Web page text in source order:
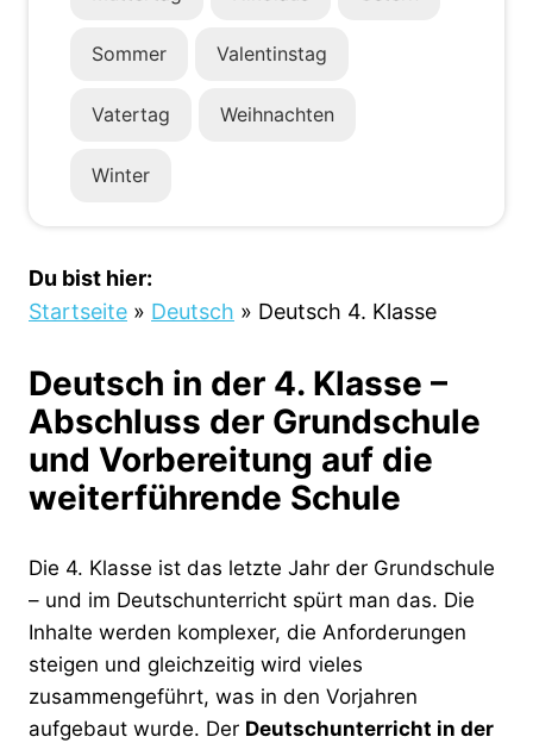
Sommer Valentinstag
Vatertag Weihnachten
Winter
Du bist hier:
Startseite » Deutsch » Deutsch 4. Klasse
Deutsch in der 4. Klasse –
Abschluss der Grundschule
und Vorbereitung auf die
weiterführende Schule
Die 4. Klasse ist das letzte Jahr der Grundschule
– und im Deutschunterricht spürt man das. Die
Inhalte werden komplexer, die Anforderungen
steigen und gleichzeitig wird vieles
zusammengeführt, was in den Vorjahren
aufgebaut wurde. Der Deutschunterricht in der